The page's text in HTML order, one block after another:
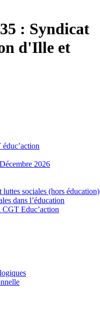
35 : Syndicat
d'Ille et
2026
sociales (hors éducation)
dans l’éducation
CGT Educ’action